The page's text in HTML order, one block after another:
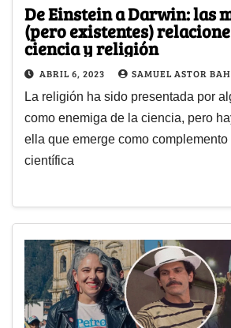
De Einstein a Darwin: las
(pero existentes)
ciencia y religión
ABRIL 6, 2023 SAMUEL ASTOR
La religión ha sido presentada por
como enemiga de la ciencia, pero
ella que emerge como complemento
científica